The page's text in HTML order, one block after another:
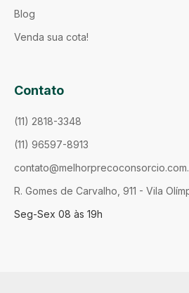
Blog
Venda sua cota!
Contato
(11) 2818-3348
(11) 96597-8913
R. Gomes de Carvalho, 911 - Vila
Seg-Sex 08 às 19h